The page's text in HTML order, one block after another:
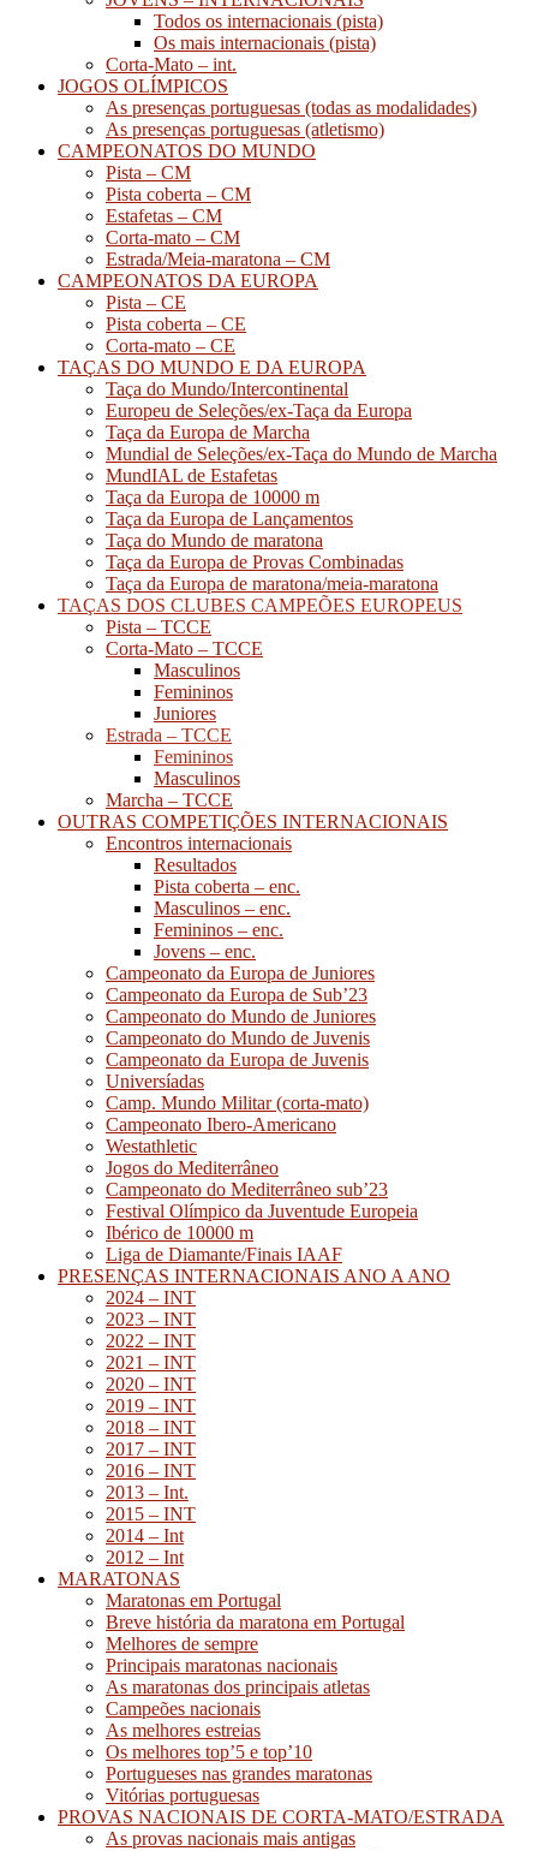
Todos os internacionais (pista)
Os mais internacionais (pista)
Corta-Mato – int.
JOGOS OLÍMPICOS
As presenças portuguesas (todas as modalidades)
As presenças portuguesas (atletismo)
CAMPEONATOS DO MUNDO
Pista – CM
Pista coberta – CM
Estafetas – CM
Corta-mato – CM
Estrada/Meia-maratona – CM
CAMPEONATOS DA EUROPA
Pista – CE
Pista coberta – CE
Corta-mato – CE
TAÇAS DO MUNDO E DA EUROPA
Taça do Mundo/Intercontinental
Europeu de Seleções/ex-Taça da Europa
Taça da Europa de Marcha
Mundial de Seleções/ex-Taça do Mundo de Marcha
MundIAL de Estafetas
Taça da Europa de 10000 m
Taça da Europa de Lançamentos
Taça do Mundo de maratona
Taça da Europa de Provas Combinadas
Taça da Europa de maratona/meia-maratona
TAÇAS DOS CLUBES CAMPEÕES EUROPEUS
Pista – TCCE
Corta-Mato – TCCE
Masculinos
Femininos
Juniores
Estrada – TCCE
Femininos
Masculinos
Marcha – TCCE
OUTRAS COMPETIÇÕES INTERNACIONAIS
Encontros internacionais
Resultados
Pista coberta – enc.
Masculinos – enc.
Femininos – enc.
Jovens – enc.
Campeonato da Europa de Juniores
Campeonato da Europa de Sub’23
Campeonato do Mundo de Juniores
Campeonato do Mundo de Juvenis
Campeonato da Europa de Juvenis
Universíadas
Camp. Mundo Militar (corta-mato)
Campeonato Ibero-Americano
Westathletic
Jogos do Mediterrâneo
Campeonato do Mediterrâneo sub’23
Festival Olímpico da Juventude Europeia
Ibérico de 10000 m
Liga de Diamante/Finais IAAF
PRESENÇAS INTERNACIONAIS ANO A ANO
2024 – INT
2023 – INT
2022 – INT
2021 – INT
2020 – INT
2019 – INT
2018 – INT
2017 – INT
2016 – INT
2013 – Int.
2015 – INT
2014 – Int
2012 – Int
MARATONAS
Maratonas em Portugal
Breve história da maratona em Portugal
Melhores de sempre
Principais maratonas nacionais
As maratonas dos principais atletas
Campeões nacionais
As melhores estreias
Os melhores top’5 e top’10
Portugueses nas grandes maratonas
Vitórias portuguesas
PROVAS NACIONAIS DE CORTA-MATO/ESTRADA
As provas nacionais mais antigas